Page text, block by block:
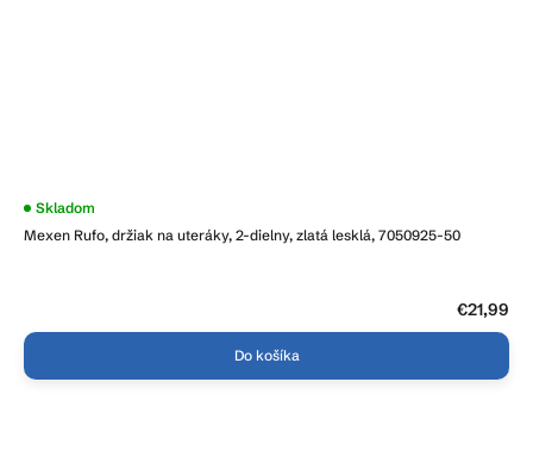
Mexen Rufo, držiak na uteráky, 2-dielny, zlatá lesklá, 7050925-50
Skladom
€21,99
Do košíka